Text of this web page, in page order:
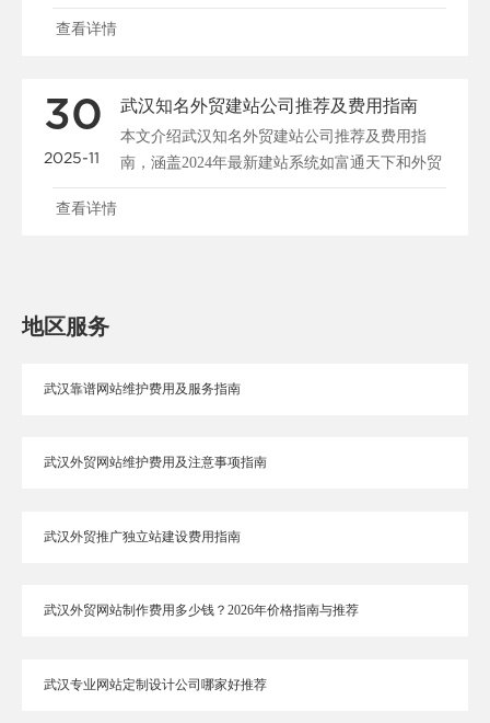
网络，提供专业外......
查看详情
30
2025-11
武汉知名外贸建站公司推荐及费用指南
本文介绍武汉知名外贸建站公司推荐及费用指
南，涵盖2024年最新建站系统如富通天下和外贸
快车，分析佛山......
查看详情
地区服务
武汉靠谱网站维护费用及服务指南
武汉外贸网站维护费用及注意事项指南
武汉外贸推广独立站建设费用指南
武汉外贸网站制作费用多少钱？2026年价格指南与推荐
武汉专业网站定制设计公司哪家好推荐